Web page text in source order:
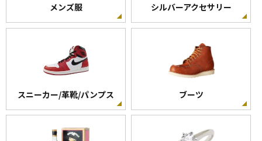
メンズ服 シルバーアクセサリー
スニーカー/革靴/パンプス ブーツ